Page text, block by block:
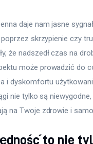
daje nam jasne
poprzez skrzypienie czy
że nadszedł czas na
może prowadzić do
i dyskomfortu
nie tylko są
na Twoje zdrowie i
to nie